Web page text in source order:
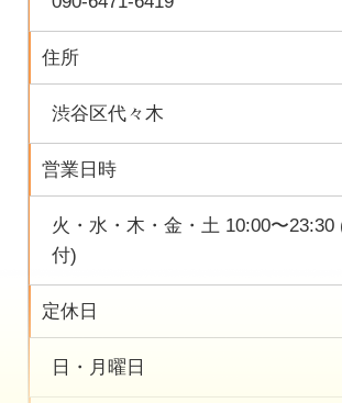
住所
渋谷区代々木
営業日時
火・水・木・金・土 10:00〜23:30
付)
定休日
日・月曜日